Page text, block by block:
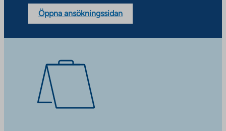
Öppna ansökningssidan